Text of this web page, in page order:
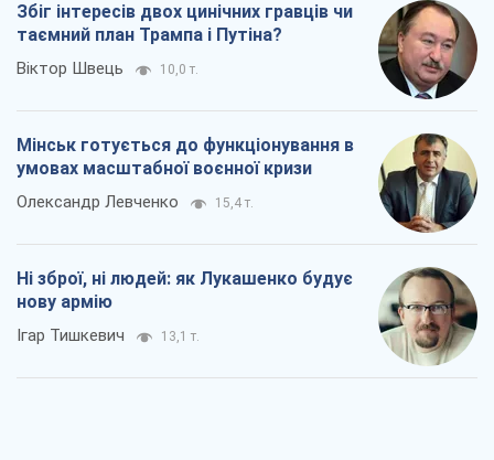
Збіг інтересів двох цинічних гравців чи
таємний план Трампа і Путіна?
Віктор Швець 10,0 т.
Мінськ готується до функціонування в
умовах масштабної воєнної кризи
Олександр Левченко 15,4 т.
Ні зброї, ні людей: як Лукашенко будує
нову армію
Ігар Тишкевич 13,1 т.